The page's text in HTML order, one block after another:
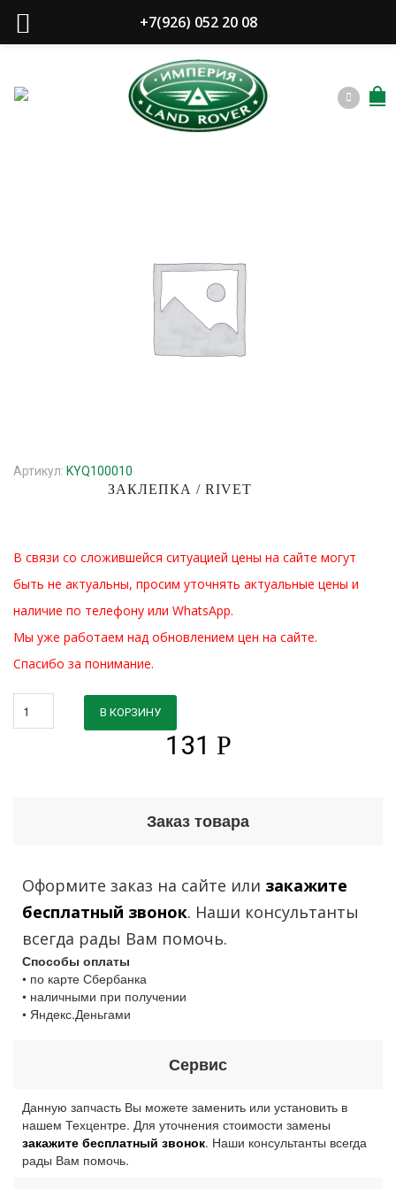
ЗАКЛЕПКА / RIVET
В связи со сложившейся ситуацией цены на сайте могут
быть не актуальны, просим уточнять актуальные цены и
наличие по телефону или WhatsApp.
Мы уже работаем над обновлением цен на сайте.
Спасибо за понимание.
131 Р
В КОРЗИНУ
Артикул: KYQ100010
Заказ товара
Оформите заказ на сайте или закажите
бесплатный звонок. Наши консультанты
всегда рады Вам помочь.
Способы оплаты
• по карте Сбербанка
• наличными при получении
• Яндекс.Деньгами
Сервис
Данную запчасть Вы можете заменить или установить в
нашем Техцентре. Для уточнения стоимости замены
закажите бесплатный звонок. Наши консультанты всегда
рады Вам помочь.
+7(926) 052 20 08